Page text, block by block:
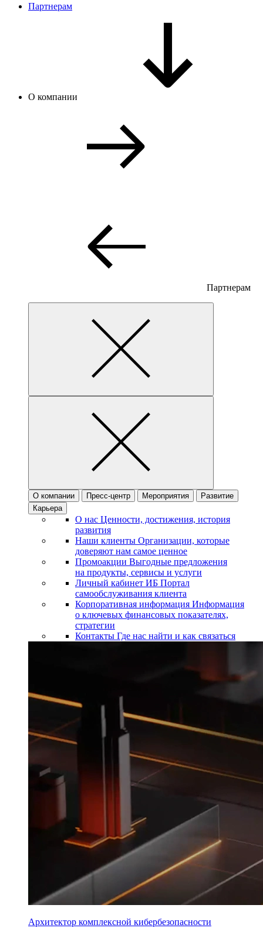
Партнерам
О компании
Партнерам
О компании Пресс-центр Мероприятия
Развитие
Карьера
О нас Ценности, достижения, история
развития
Наши клиенты Организации, которые
доверяют нам самое ценное
Промоакции Выгодные предложения
на продукты, сервисы и услуги
Личный кабинет ИБ Портал
самообслуживания клиента
Корпоративная информация Информация
о ключевых финансовых показателях,
стратегии
Контакты Где нас найти и как связаться
Архитектор комплексной кибербезопасности